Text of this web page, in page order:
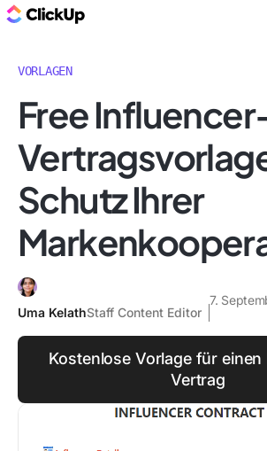
VORLAGEN
Free
Schutz Ihrer
Uma KelathStaff Content Editor
7.
Kostenlose Vorlage für
Vertrag